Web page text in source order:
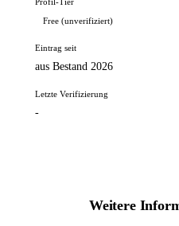
Free (unverifiziert)
Eintrag seit
aus Bestand 2026
Letzte Verifizierung
-
Weitere